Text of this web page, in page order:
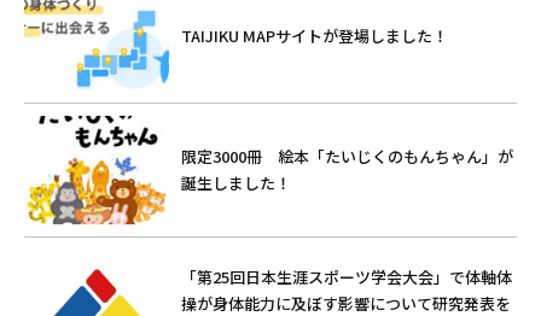
TAIJIKU MAPサイトが登場しました！
限定3000冊 絵本「たいじくのもんちゃん」が
誕生しました！
「第25回日本生涯スポーツ学会大会」で体軸体
操が身体能力に及ぼす影響について研究発表を